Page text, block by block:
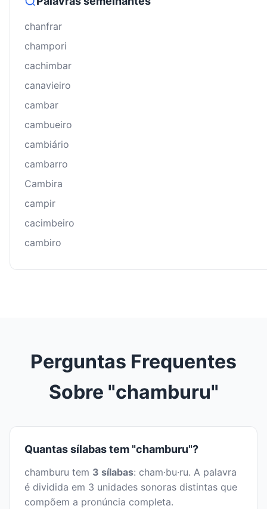
chanfrar
champori
cachimbar
canavieiro
cambar
cambueiro
cambiário
cambarro
Cambira
campir
cacimbeiro
cambiro
Perguntas Frequentes
Sobre "chamburu"
Quantas sílabas tem "chamburu"?
chamburu tem 3 sílabas: cham·bu·ru. A palavra
é dividida em 3 unidades sonoras distintas que
compõem a pronúncia completa.